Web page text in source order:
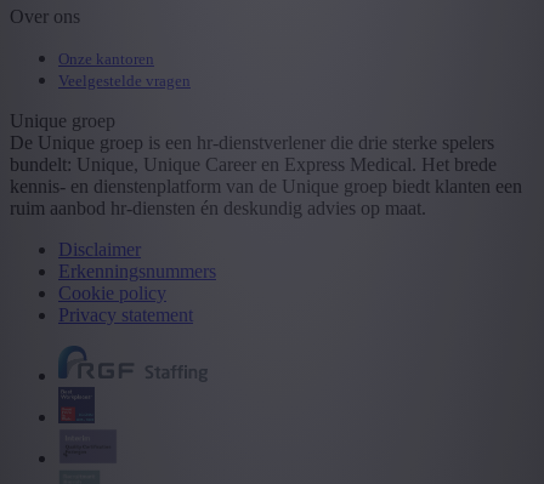
Over ons
Onze kantoren
Veelgestelde vragen
Unique groep
De Unique groep is een hr-dienstverlener die drie sterke spelers
bundelt: Unique, Unique Career en Express Medical. Het brede
kennis- en dienstenplatform van de Unique groep biedt klanten een
ruim aanbod hr-diensten én deskundig advies op maat.
Disclaimer
Erkenningsnummers
Cookie policy
Privacy statement